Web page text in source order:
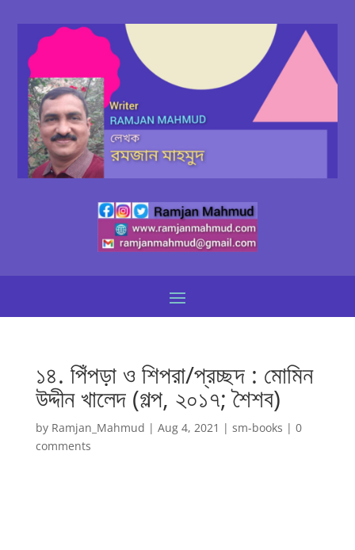
১৪. পিঁপড়া ও শিপরা/প্রচ্ছদ : মোমিন
উদ্দীন খালেদ (গল্প, ২০১৭; শৈশব)
by Ramjan_Mahmud | Aug 4, 2021 | sm-books | 0
comments